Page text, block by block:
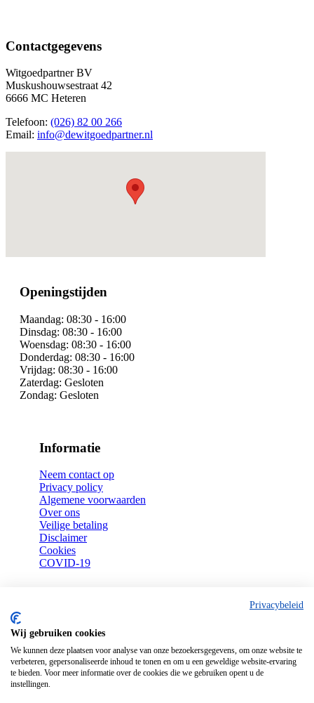
Privacybeleid
Wij gebruiken cookies
We kunnen deze plaatsen voor analyse van onze bezoekersgegevens, om onze website te
verbeteren, gepersonaliseerde inhoud te tonen en om u een geweldige website-ervaring
te bieden. Voor meer informatie over de cookies die we gebruiken opent u de
instellingen.
Contactgegevens
Witgoedpartner BV
Muskushouwsestraat 42
6666 MC Heteren
Telefoon: (026) 82 00 266
Email: info@dewitgoedpartner.nl
Openingstijden
Maandag: 08:30 - 16:00
Dinsdag: 08:30 - 16:00
Woensdag: 08:30 - 16:00
Donderdag: 08:30 - 16:00
Vrijdag: 08:30 - 16:00
Zaterdag: Gesloten
Zondag: Gesloten
Informatie
Neem contact op
Privacy policy
Algemene voorwaarden
Over ons
Veilige betaling
Disclaimer
Cookies
COVID-19
Uw bestellingen
Bezorgen
Afhalen
Retouren